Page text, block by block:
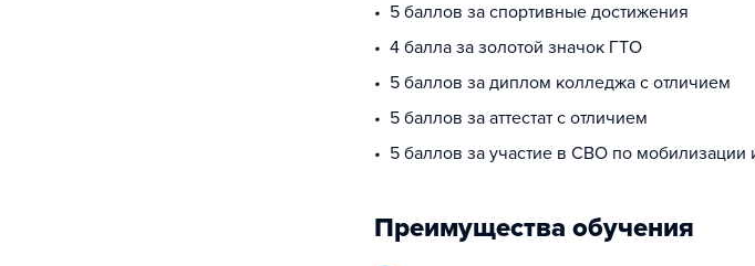
5 баллов за спортивные достижения
4 балла за золотой значок ГТО
5 баллов за диплом колледжа с отличием
5 баллов за аттестат с отличием
5 баллов за участие в СВО по мобилизации
Преимущества обучения